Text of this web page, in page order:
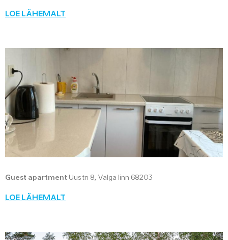
LOE LÄHEMALT
Guest apartment Uus tn 8, Valga linn 68203
LOE LÄHEMALT